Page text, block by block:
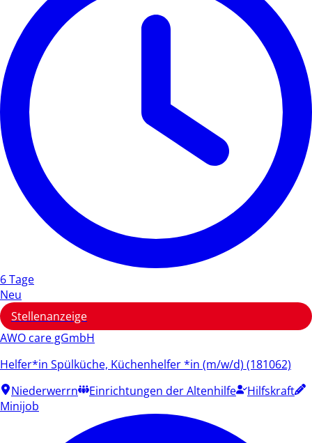
6 Tage
Neu
Stellenanzeige
AWO care gGmbH
Helfer*in Spülküche, Küchenhelfer *in (m/w/d) (181062)
Niederwerrn
Einrichtungen der Altenhilfe
Hilfskraft
Minijob